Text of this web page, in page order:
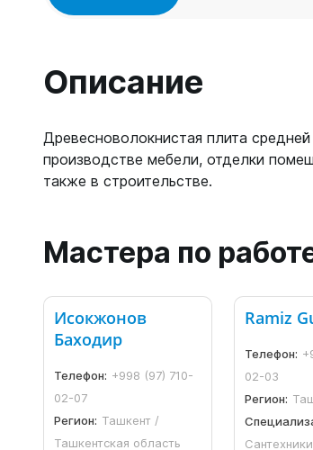
Описание
Древесноволокнистая плита
производстве мебели, отделки
также в строительстве.
Мастера по
Исокжонов
Баходир
Телефон: +998 (97) 710-
02-07
Регион: Ташкент /
Ташкентская область
Ramiz
Телефон:
02-03
Регион:
Сантехники